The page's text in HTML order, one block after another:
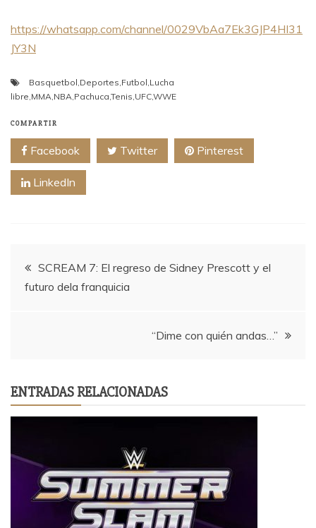
https://whatsapp.com/channel/0029VbAa7Ek3GJP4HI31
JY3N
Basquetbol Deportes Futbol Lucha
libre MMA NBA Pachuca Tenis UFCWWE
COMPARTIR
Facebook Twitter Pinterest
LinkedIn
Navegación
de
SCREAM 7: El regreso de Sidney Prescott y el
futuro dela franquicia
“Dime con quién andas…”
ENTRADAS RELACIONADAS